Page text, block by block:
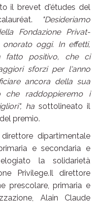
il brevet d'études del
"Desideriamo
Fondazione Privat-
oggi. In effetti,
fatto positivo, che ci
sforzi per l'anno
ancora della sua
che raddoppieremo i
hasottolineato il
premio.
dipartimentale
e secondaria e
la solidarietà
Privilege.Il direttore
prescolare, primaria e
Alain Claude